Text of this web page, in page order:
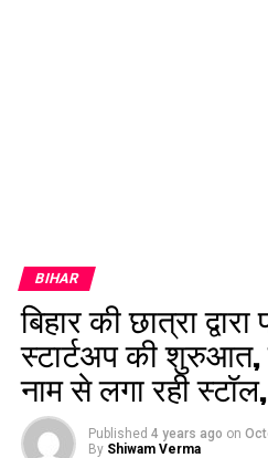
BIHAR
बिहार की छात्रा
स्टार्टअप की शुरुआत,
नाम से लगा रही
Published 4 years ago on
By Shiwam Verma